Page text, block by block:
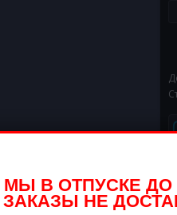
МЫ В ОТПУСКЕ ДО
ЗАКАЗЫ НЕ